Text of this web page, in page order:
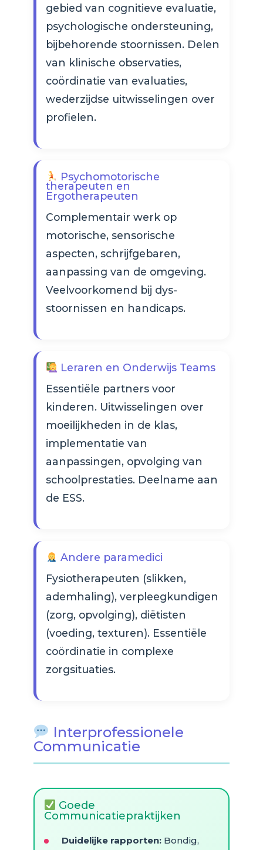
gebied van cognitieve evaluatie,
psychologische ondersteuning,
bijbehorende stoornissen. Delen
van klinische observaties,
coördinatie van evaluaties,
wederzijdse uitwisselingen over
profielen.
Psychomotorische
therapeuten en
Ergotherapeuten
Complementair werk op
motorische, sensorische
aspecten, schrijfgebaren,
aanpassing van de omgeving.
Veelvoorkomend bij dys-
stoornissen en handicaps.
Leraren en Onderwijs Teams
Essentiële partners voor
kinderen. Uitwisselingen over
moeilijkheden in de klas,
implementatie van
aanpassingen, opvolging van
schoolprestaties. Deelname aan
de ESS.
Andere paramedici
Fysiotherapeuten (slikken,
ademhaling), verpleegkundigen
(zorg, opvolging), diëtisten
(voeding, texturen). Essentiële
coördinatie in complexe
zorgsituaties.
Interprofessionele
Communicatie
Goede
Communicatiepraktijken
Duidelijke rapporten:Bondig,